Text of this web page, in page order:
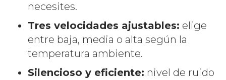
necesites.
Tres velocidades ajustables: elige
entre baja, media o alta según la
temperatura ambiente.
Silencioso y eficiente: nivel de ruido